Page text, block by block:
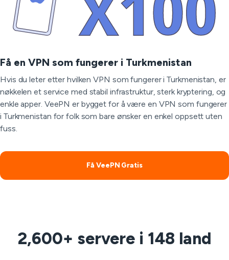
Få en VPN som fungerer i Turkmenistan
Hvis du leter etter hvilken VPN som fungerer i Turkmenistan, er
nøkkelen et service med stabil infrastruktur, sterk kryptering, og
enkle apper. VeePN er bygget for å være en VPN som fungerer
i Turkmenistan for folk som bare ønsker en enkel oppsett uten
fuss.
Få VeePN Gratis
2,600+ servere i 148 land